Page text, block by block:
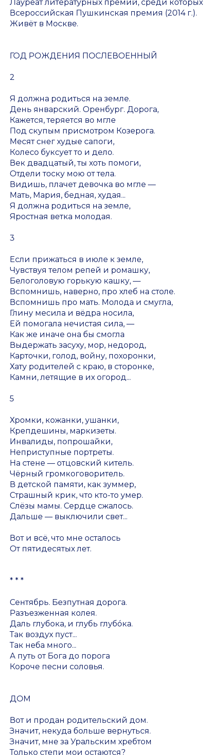
Лауреат литературных премий, среди которых
Всероссийская Пушкинская премия (2014 г.).
Живёт в Москве.
ГОД РОЖДЕНИЯ ПОСЛЕВОЕННЫЙ
2
Я должна родиться на земле.
День январский. Оренбург. Дорога,
Кажется, теряется во мгле
Под скупым присмотром Козерога.
Месят снег худые сапоги,
Колесо буксует то и дело.
Век двадцатый, ты хоть помоги,
Отдели тоску мою от тела.
Видишь, плачет девочка во мгле —
Мать, Мария, бедная, худая...
Я должна родиться на земле,
Яростная ветка молодая.
3
Если прижаться в июле к земле,
Чувствуя телом репей и ромашку,
Белоголовую горькую кашку, —
Вспомнишь, наверно, про хлеб на столе.
Вспомнишь про мать. Молода и смугла,
Глину месила и вёдра носила,
Ей помогала нечистая сила, —
Как же иначе она бы смогла
Выдержать засуху, мор, недород,
Карточки, голод, войну, похоронки,
Хату родителей с краю, в сторонке,
Камни, летящие в их огород...
5
Хромки, кожанки, ушанки,
Крепдешины, маркизеты.
Инвалиды, попрошайки,
Неприступные портреты.
На стене — отцовский китель.
Чёрный громкоговоритель.
В детской памяти, как зуммер,
Страшный крик, что кто-то умер.
Слёзы мамы. Сердце сжалось.
Дальше — выключили свет...
Вот и всё, что мне осталось
От пятидесятых лет.
* * *
Сентябрь. Безпутная дорога.
Разъезженная колея.
Даль глубока, и глубь глубóка.
Так воздух пуст...
Так неба много...
А путь от Бога до порога
Короче песни соловья.
ДОМ
Вот и продан родительский дом.
Значит, некуда больше вернуться.
Значит, мне за Уральским хребтом
Только степи мои остаются?